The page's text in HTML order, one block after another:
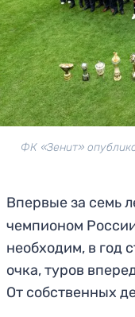
ФК «Зенит»
Впервые за семь
чемпионом
необходим, в год
очка, туров
От собственных